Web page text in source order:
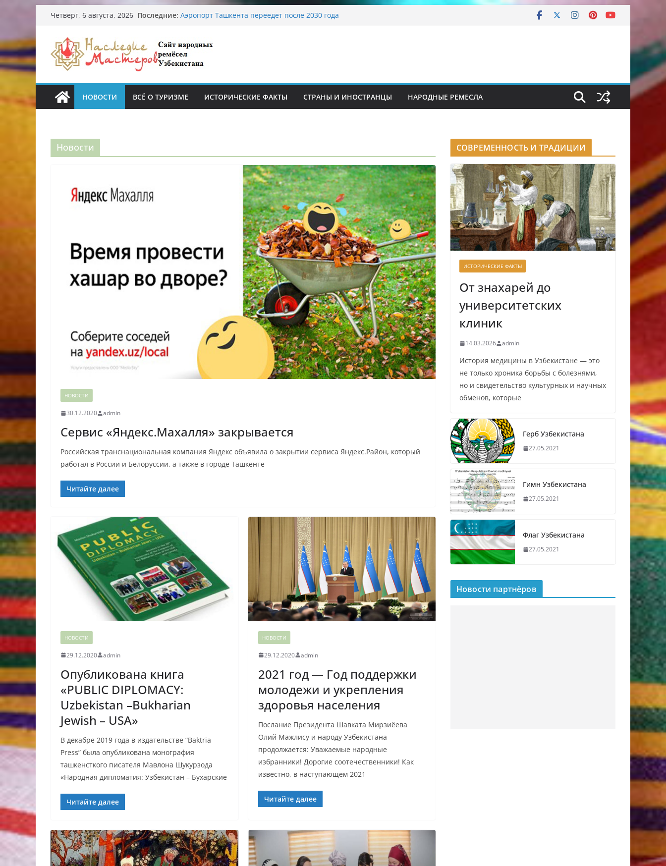
Перейти
содержимому
Четверг, 6 августа, 2026 Последние:
Узбекские традиционные узоры: символика и
происхождение
От знахарей до университетских клиник
Обрушение на одном из ключевых перекрёстков
Ташкента: перекрыт путепровод на Буюк Ипак Йули
НОВОСТИ ВСЁ О ТУРИЗМЕ ИСТОРИЧЕСКИЕ ФАКТЫ СТРАНЫ И ИНОСТРАНЦЫ НАРОДНЫЕ РЕМЕСЛА
Новости
НОВОСТИ
30.12.2020 admin
Сервис «Яндекс.Махалля» закрывается
Российская транснациональная компания Яндекс объявила о закрытии сервиса Яндекс.Район, который
работал в России и Белоруссии, а также в городе Ташкенте
Читайте далее
НОВОСТИ
29.12.2020 admin
Опубликована книга
«PUBLIC DIPLOMACY:
Uzbekistan –Bukharian
Jewish – USA»
В декабре 2019 года в издательстве “Baktria
Press” была опубликована монография
ташкенсткого писателя Мавлона Шукурзода
«Народная дипломатия: Узбекистан – Бухарские
Читайте далее
НОВОСТИ
29.12.2020 admin
2021 год — Год поддержки
молодежи и укрепления
здоровья населения
Послание Президента Шавката Мирзиёева
Олий Мажлису и народу Узбекистана
продолжается: Уважаемые народные
избранники! Дорогие соотечественники! Как
известно, в наступающем 2021
Читайте далее
СОВРЕМЕННОСТЬ И ТРАДИЦИИ
ИСТОРИЧЕСКИЕ ФАКТЫ
От знахарей до
университетских
клиник
14.03.2026 admin
История медицины в Узбекистане — это
не только хроника борьбы с болезнями,
но и свидетельство культурных и научных
обменов, которые
Герб Узбекистана
27.05.2021
Гимн Узбекистана
27.05.2021
Флаг Узбекистана
27.05.2021
Новости партнёров